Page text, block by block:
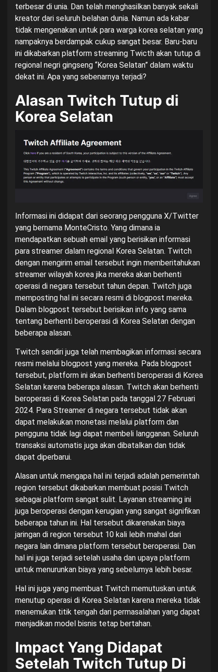
terbesar di unia. Dan telah menghasilkan banyak sekali
kreator dari seluruh belahan dunia. Namun ada kabar
tidak mengenakan untuk para warga korea selatan yang
nampaknya berdampak cukup sangat besar. Baru-baru
ini dikabarkan platform streaming Twicth akan tutup di
regional negri gingseng “Korea Selatan” dalam waktu
dekat ini. Apa yang sebenarnya terjadi?
Alasan Twitch Tutup di
Korea Selatan
Informasi ini didapat dari seorang pengguna X/Twitter
yang bernama MonteCristo. Yang dimana ia
mendapatkan sebuah email yang berisikan informasi
para streamer dalam regional Korea Selatan. Twitch
dengan mengirim email tersebut ingin memberitahukan
streamer wilayah korea jika mereka akan berhenti
operasi di negara tersebut tahun depan. Twitch juga
memposting hal ini secara resmi di blogpost mereka.
Dalam blogpost tersebut berisikan info yang sama
tentang berhenti beroperasi di Korea Selatan dengan
beberapa alasan.
Twitch sendiri juga telah membagikan informasi secara
resmi melalui blogpost yang mereka. Pada blogpost
tersebut, platform ini akan berhenti beroperasi di Korea
Selatan karena beberapa alasan. Twitch akan berhenti
beroperasi di Korea Selatan pada tanggal 27 Februari
2024. Para Streamer di negara tersebut tidak akan
dapat melakukan monetasi melalui platform dan
pengguna tidak lagi dapat membeli langganan. Seluruh
transaksi automatis juga akan dibatalkan dan tidak
dapat diperbarui.
Alasan untuk mengapa hal ini terjadi adalah pemerintah
region tersebut dikabarkan membuat posisi Twitch
sebagai platform sangat sulit. Layanan streaming ini
juga beroperasi dengan kerugian yang sangat signifikan
beberapa tahun ini. Hal tersebut dikarenakan biaya
jaringan di region tersebut 10 kali lebih mahal dari
negara lain dimana platform tersebut beroperasi. Dan
hal ini juga terjadi setelah usaha dan upaya platform
untuk menurunkan biaya yang sebelumya lebih besar.
Hal ini juga yang membuat Twitch memutuskan untuk
menutup operasi di Korea Selatan karena mereka tidak
menemukan titik tengah dari permasalahan yang dapat
menjadikan model bisnis tetap bertahan.
Impact Yang Didapat
Setelah Twitch Tutup Di